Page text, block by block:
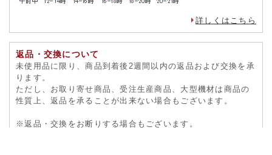
詳しくはこちら
返品・交換について
未使用品に限り、商品到着後2週間以内の返品および交換を承
ります。
性質上、返品を承ることが出来ない場合もございます。